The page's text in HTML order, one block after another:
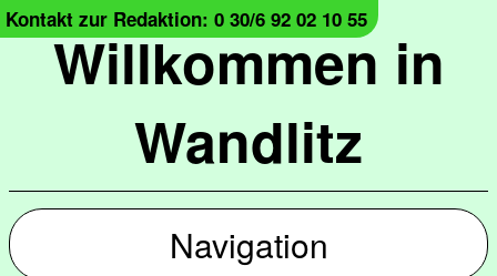
Willkommen in
Wandlitz
Kontakt zur Redaktion: 0 30/6 92 02 10 55
Navigation